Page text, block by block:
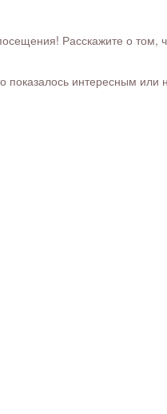
Расскажите о том,
показалось интересным